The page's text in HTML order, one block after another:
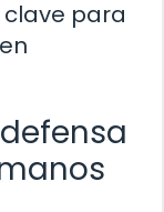
clave para